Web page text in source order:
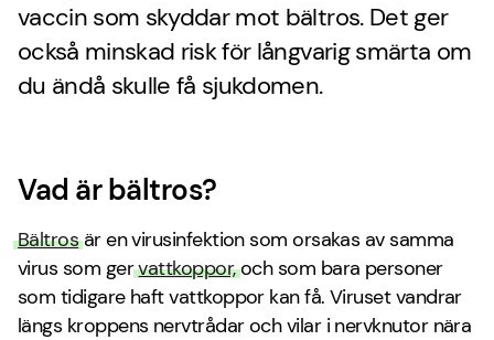
vaccin som skyddar mot bältros. Det ger
också minskad risk för långvarig smärta om
du ändå skulle få sjukdomen.
Vad är bältros?
Bältrosär en virusinfektion som orsakas av samma
virus som gervattkoppor,och som bara personer
som tidigare haft vattkoppor kan få. Viruset vandrar
längs kroppens nervtrådar och vilar i nervknutor nära